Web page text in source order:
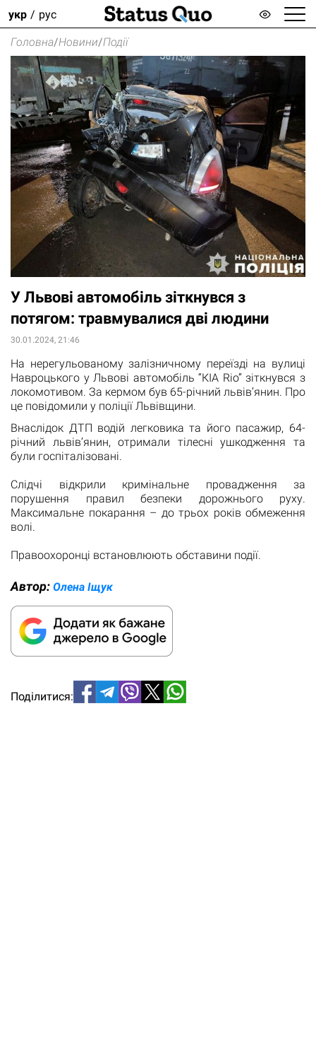
укр рус
Головна/Новини/Події
У Львові автомобіль зіткнувся з
потягом: травмувалися дві людини
30.01.2024, 21:46
На нерегульованому залізничному переїзді на вулиці
Навроцького у Львові автомобіль “КІА Rio” зіткнувся з
локомотивом. За кермом був 65-річний львів’янин. Про
це повідомили у поліції Львівщини.
Внаслідок ДТП водій легковика та його пасажир, 64-
річний львів’янин, отримали тілесні ушкодження та
були госпіталізовані.
Слідчі відкрили кримінальне провадження за
порушення правил безпеки дорожнього руху.
Максимальне покарання – до трьох років обмеження
волі.
Правоохоронці встановлюють обставини події.
Автор: Олена Іщук
Поділитися: